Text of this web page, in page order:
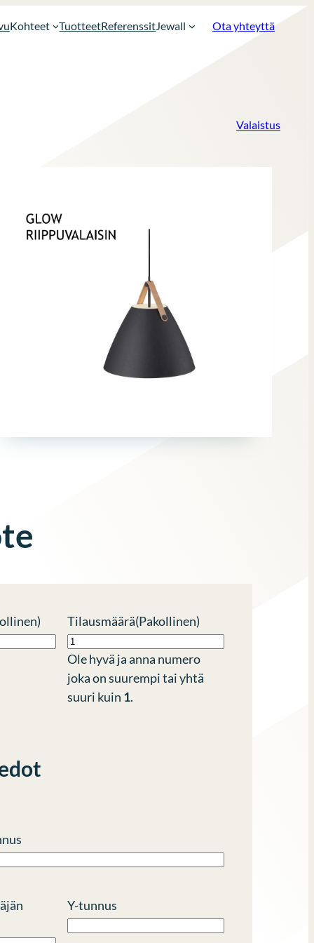
Kohteet TuotteetReferenssit Jewall Ota yhteyttä
Valaistus
Tilausmäärä(Pakollinen)
Ole hyvä ja anna numero
joka on suurempi tai yhtä
suuri kuin 1.
Y-tunnus